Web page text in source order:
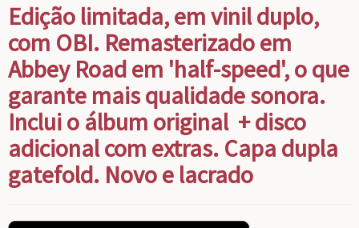
Edição limitada, em vinil duplo,
com OBI. Remasterizado em
Abbey Road em 'half-speed', o que
garante mais qualidade sonora.
Inclui o álbum original + disco
adicional com extras. Capa dupla
gatefold. Novo e lacrado